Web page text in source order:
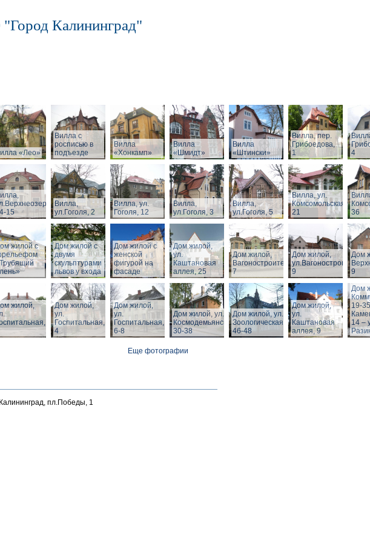
Калининград"
«Лео»
Вилла с
росписью в
подъезде
Вилла
«Хонкамп»
Вилла
«Шмидт»
Вилла
«Штински»
Вилла, пер.
Грибоедова,
1
4
15
Вилла,
ул.Гоголя, 2
Вилла, ул.
Гоголя, 12
Вилла,
ул.Гоголя, 3
Вилла,
ул.Гоголя, 5
Вилла, ул.
Комсомольская,
21
36
жилой с
Дом жилой с
двумя
скульптурами
львов у входа
Дом жилой с
женской
фигурой на
фасаде
Дом жилой,
ул.
Каштановая
аллея, 25
Дом жилой,
Вагоностроительная,
7
Дом жилой,
9
Дом
9
жилой,
Дом жилой,
ул.
Госпитальная,
4
Дом жилой,
ул.
Госпитальная,
6-8
Дом жилой, ул. З.
Космодемьянской
30-38
Дом жилой, ул.
Зоологическая,
46-48
Дом жилой,
ул.
Каштановая
аллея, 9
Дом
19-
14 –
Еще фотографии
пл.Победы, 1